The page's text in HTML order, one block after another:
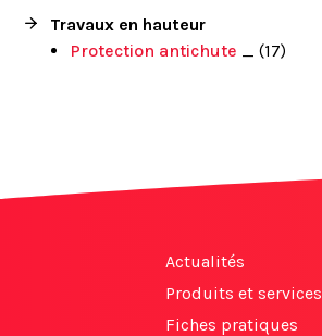
Travaux en hauteur
Protection antichute _ (17)
Actualités
Produits et services
Fiches pratiques